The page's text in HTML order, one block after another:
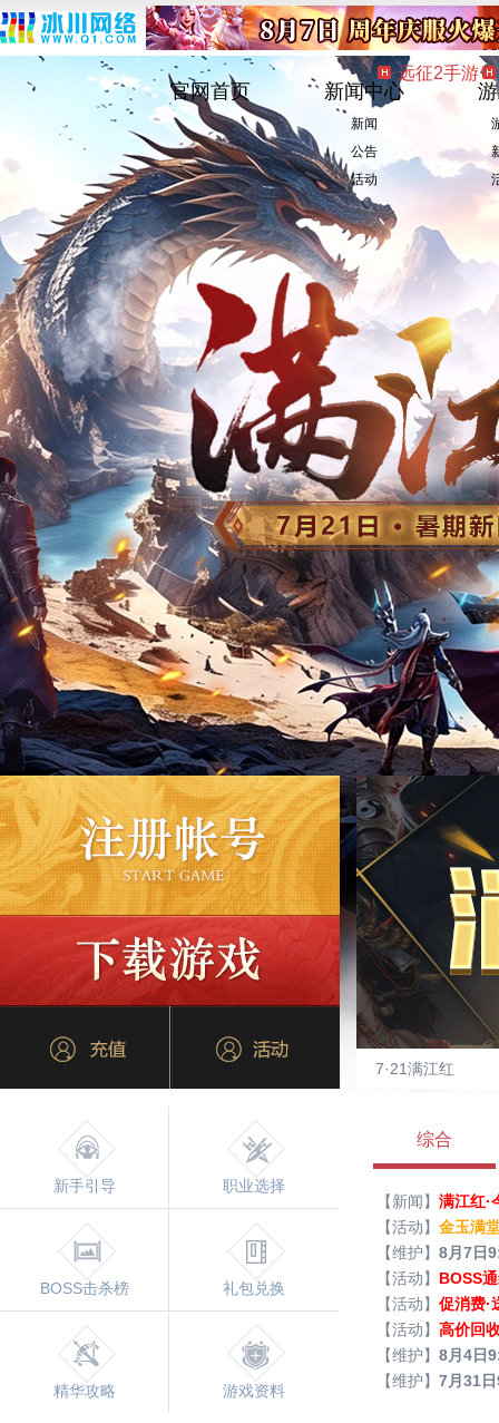
远征2手游
官网首页 新闻中心
新闻
公告
活动
新手引导 职业选择
BOSS击杀榜 礼包兑换
精华攻略 游戏资料
综合
【新闻】 满江红·
【活动】 金玉满
【维护】 8月7日
【活动】 BOSS
【活动】 促消费·
【活动】 高价回
【维护】 8月4日
【维护】 7月31